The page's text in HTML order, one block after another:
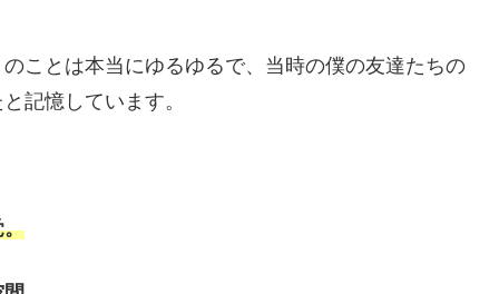
ことは本当にゆるゆるで、当時の僕の友達たちの
記憶しています。
。